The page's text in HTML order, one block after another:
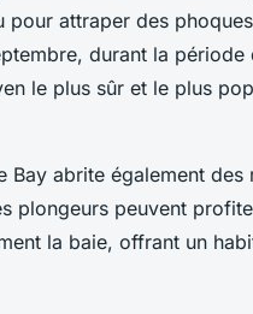
pour attraper des
durant la période
le plus sûr et le plus
Bay abrite également
plongeurs peuvent
la baie, offrant un